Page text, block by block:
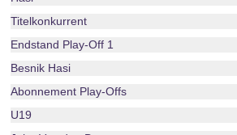
Titelkonkurrent
Endstand Play-Off 1
Besnik Hasi
Abonnement Play-Offs
U19